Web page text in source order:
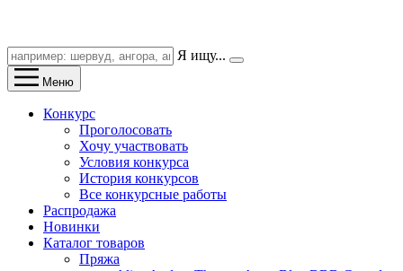
Я ищу...
Меню
Конкурс
Проголосовать
Хочу участвовать
Условия конкурса
История конкурсов
Все конкурсные работы
Распродажа
Новинки
Каталог товаров
Пряжа